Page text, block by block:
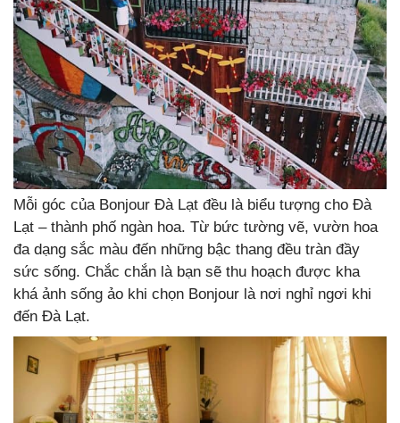
Mỗi góc của Bonjour Đà Lạt đều là biểu tượng cho Đà
Lạt – thành phố ngàn hoa. Từ bức tường vẽ, vườn hoa
đa dạng sắc màu đến những bậc thang đều tràn đầy
sức sống. Chắc chắn là bạn sẽ thu hoạch được kha
khá ảnh sống ảo khi chọn Bonjour là nơi nghỉ ngơi khi
đến Đà Lạt.